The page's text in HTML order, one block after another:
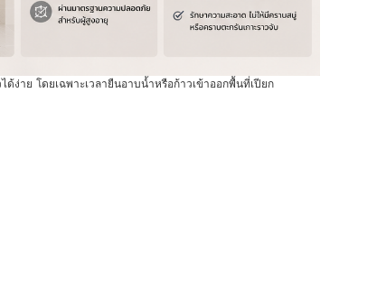
ง่าย โดยเฉพาะเวลายืนอาบน้ำหรือก้าวเข้าออกพื้นที่เปียก